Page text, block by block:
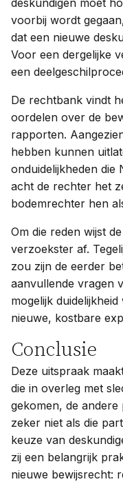
deskundigen moet
voorbij wordt
dat een nieuwe
Voor een dergelijke
een
De rechtbank vindt
oordelen over de
rapporten.
hebben kunnen
onduidelijkheden
acht de rechter het
bodemrechter hen
Om die reden wijst
verzoekster af.
zou zijn de eerder
aanvullende vragen
mogelijk
nieuwe, kostbare
Conclusie
Deze uitspraak
die in overleg met
gekomen, de
zeker niet als die
keuze van
zij een belangrijk
nieuwe bewijsrecht: